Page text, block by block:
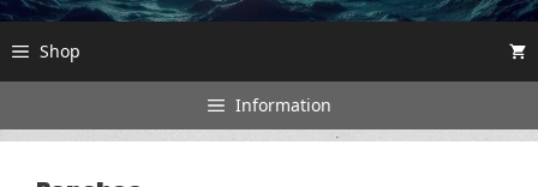
Shop
Information